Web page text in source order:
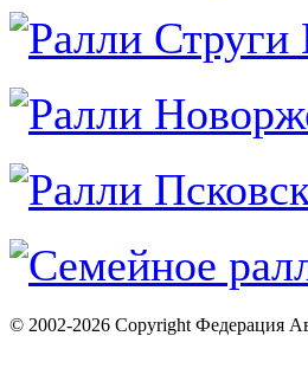
© 2002-2026 Copyright Федерация